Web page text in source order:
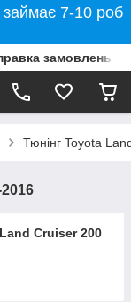
займає 7-10 роб
замовлень
Тюнінг Toyota
Cruiser 200